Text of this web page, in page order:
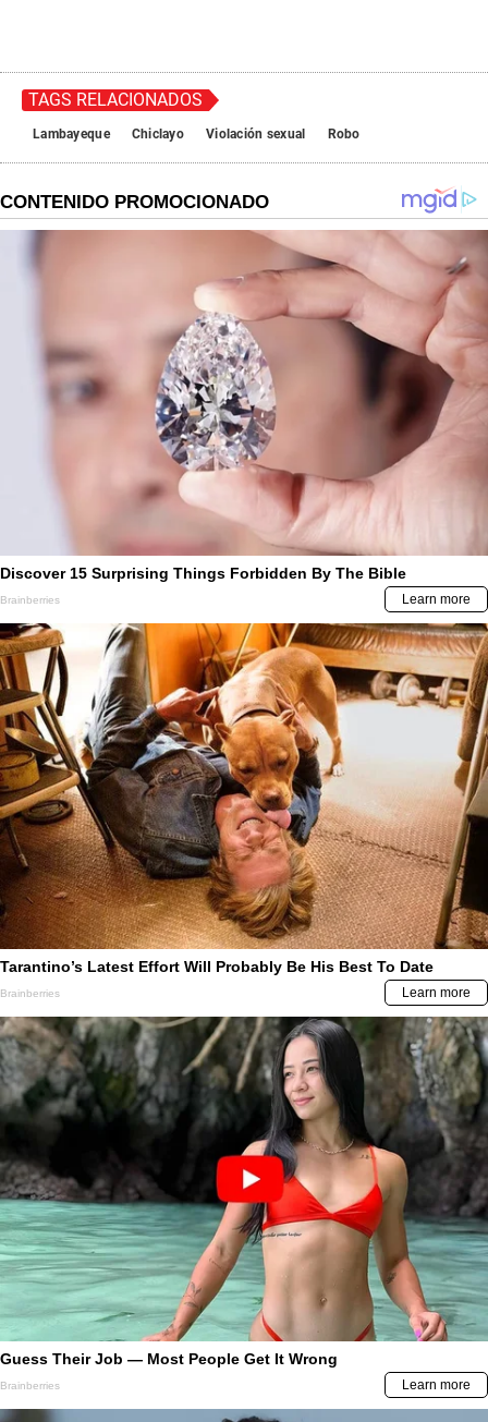
TAGS RELACIONADOS
Lambayeque Chiclayo Violación sexual Robo